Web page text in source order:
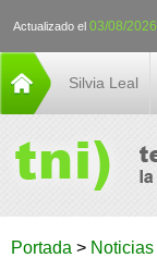
Actualizado el 03/08/2026
Silvia Leal
Portada > Noticias